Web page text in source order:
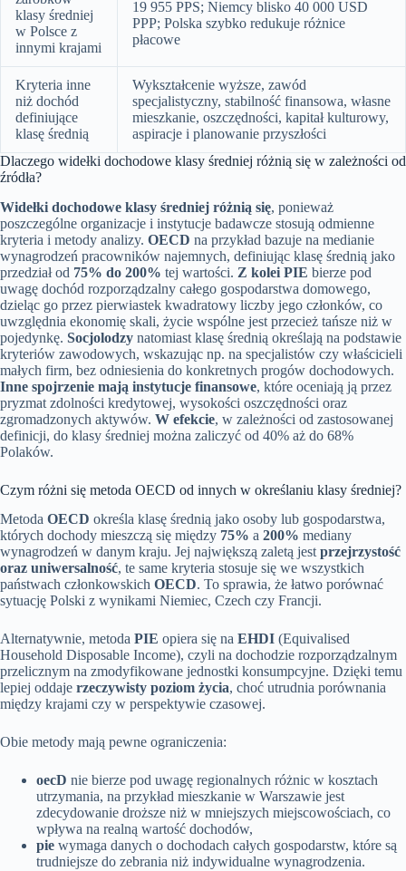
klasy średniej
w Polsce z
innymi krajami
19 955 PPS; Niemcy blisko 40 000 USD
PPP; Polska szybko redukuje różnice
płacowe
Kryteria inne
niż dochód
definiujące
klasę średnią
Wykształcenie wyższe, zawód
specjalistyczny, stabilność finansowa, własne
mieszkanie, oszczędności, kapitał kulturowy,
aspiracje i planowanie przyszłości
Dlaczego widełki dochodowe klasy średniej różnią się w zależności od
źródła?
Widełki dochodowe klasy średniej różnią się, ponieważ
poszczególne organizacje i instytucje badawcze stosują odmienne
kryteria i metody analizy. OECD na przykład bazuje na medianie
wynagrodzeń pracowników najemnych, definiując klasę średnią jako
przedział od 75% do 200% tej wartości. Z kolei PIE bierze pod
uwagę dochód rozporządzalny całego gospodarstwa domowego,
dzieląc go przez pierwiastek kwadratowy liczby jego członków, co
uwzględnia ekonomię skali, życie wspólne jest przecież tańsze niż w
pojedynkę. Socjolodzy natomiast klasę średnią określają na podstawie
kryteriów zawodowych, wskazując np. na specjalistów czy właścicieli
małych firm, bez odniesienia do konkretnych progów dochodowych.
Inne spojrzenie mają instytucje finansowe, które oceniają ją przez
pryzmat zdolności kredytowej, wysokości oszczędności oraz
zgromadzonych aktywów. W efekcie, w zależności od zastosowanej
definicji, do klasy średniej można zaliczyć od 40% aż do 68%
Polaków.
Czym różni się metoda OECD od innych w określaniu klasy średniej?
Metoda OECD określa klasę średnią jako osoby lub gospodarstwa,
których dochody mieszczą się między 75% a 200% mediany
wynagrodzeń w danym kraju. Jej największą zaletą jestprzejrzystość
oraz uniwersalność, te same kryteria stosuje się we wszystkich
państwach członkowskich OECD. To sprawia, że łatwo porównać
sytuację Polski z wynikami Niemiec, Czech czy Francji.
Alternatywnie, metoda PIE opiera się na EHDI (Equivalised
Household Disposable Income), czyli na dochodzie rozporządzalnym
przelicznym na zmodyfikowane jednostki konsumpcyjne. Dzięki temu
lepiej oddaje rzeczywisty poziom życia, choć utrudnia porównania
między krajami czy w perspektywie czasowej.
Obie metody mają pewne ograniczenia:
oecD nie bierze pod uwagę regionalnych różnic w kosztach
utrzymania, na przykład mieszkanie w Warszawie jest
zdecydowanie droższe niż w mniejszych miejscowościach, co
wpływa na realną wartość dochodów,
pie wymaga danych o dochodach całych gospodarstw, które są
trudniejsze do zebrania niż indywidualne wynagrodzenia.